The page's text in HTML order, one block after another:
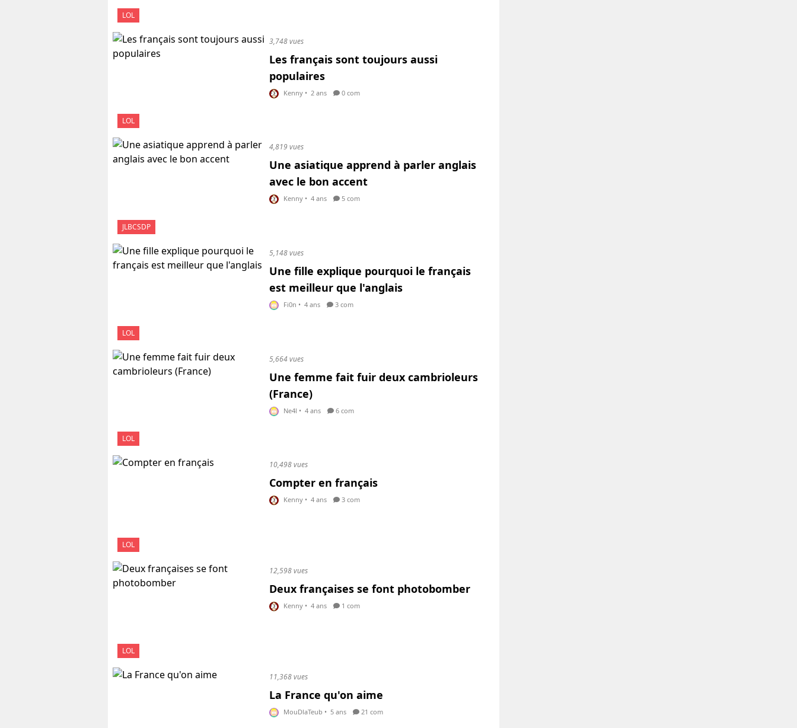
LOL
LOL
3,748 vues
Les français sont toujours aussi
populaires
Kenny • 2 ans 0 com
JLBCSDP
4,819 vues
Une asiatique apprend à parler anglais
avec le bon accent
Kenny • 4 ans 5 com
LOL
5,148 vues
Une fille explique pourquoi le français
est meilleur que l'anglais
Fi0n • 4 ans 3 com
LOL
5,664 vues
Une femme fait fuir deux cambrioleurs
(France)
Ne4l • 4 ans 6 com
LOL
10,498 vues
Compter en français
Kenny • 4 ans 3 com
LOL
12,598 vues
Deux françaises se font photobomber
Kenny • 4 ans 1 com
11,368 vues
La France qu'on aime
MouDlaTeub • 5 ans 21 com